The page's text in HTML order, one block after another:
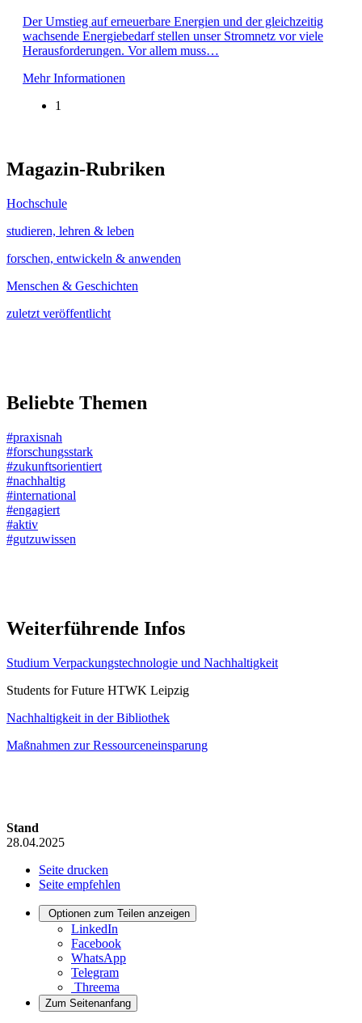
Der Umstieg auf erneuerbare Energien und der gleichzeitig
wachsende Energiebedarf stellen unser Stromnetz vor viele
Herausforderungen. Vor allem muss…
Mehr Informationen
1
Magazin-Rubriken
Hochschule
studieren, lehren & leben
forschen, entwickeln & anwenden
Menschen & Geschichten
zuletzt veröffentlicht
Beliebte Themen
#praxisnah
#forschungsstark
#zukunftsorientiert
#nachhaltig
#international
#engagiert
#aktiv
#gutzuwissen
Weiterführende Infos
Studium Verpackungstechnologie und Nachhaltigkeit
Students for Future HTWK Leipzig
Nachhaltigkeit in der Bibliothek
Maßnahmen zur Ressourceneinsparung
Stand
28.04.2025
Seite drucken
Seite empfehlen
Optionen zum Teilen anzeigen
LinkedIn
Facebook
WhatsApp
Telegram
Threema
Zum Seitenanfang